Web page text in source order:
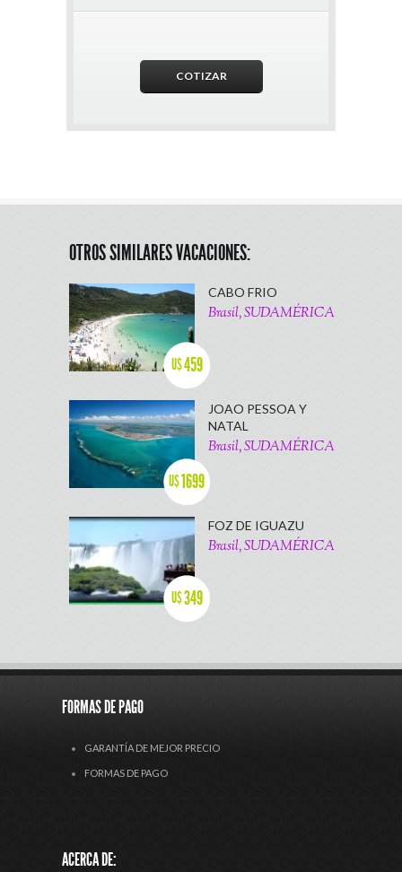
OTROS SIMILARES VACACIONES:
U$459
CABO FRIO
Brasil, SUDAMÉRICA
U$1699
JOAO PESSOA Y
NATAL
Brasil, SUDAMÉRICA
U$349
FOZ DE IGUAZU
Brasil, SUDAMÉRICA
FORMAS DE PAGO
GARANTÍA DE MEJOR PRECIO
FORMAS DE PAGO
ACERCA DE: